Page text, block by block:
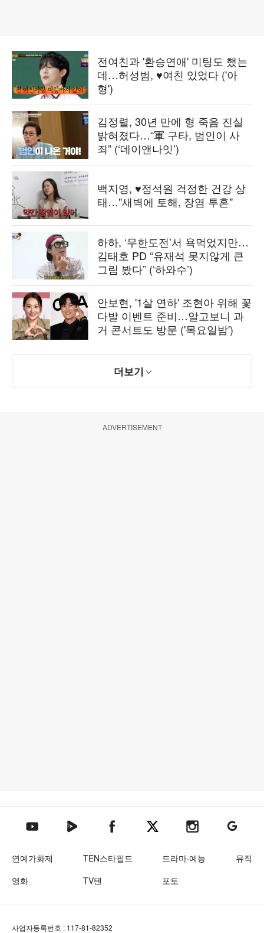
전여친과 '환승연애' 미팅도 했는
데…허성범, ♥여친 있었다 ('아
형')
김정렬, 30년 만에 형 죽음 진실
밝혀졌다…“軍 구타, 범인이 사
죄” (‘데이앤나잇’)
백지영, ♥정석원 걱정한 건강 상
태…"새벽에 토해, 장염 투혼"
하하, ‘무한도전’서 욕먹었지만…
김태호 PD “유재석 못지않게 큰
그림 봤다” (‘하와수’)
안보현, '1살 연하' 조현아 위해 꽃
다발 이벤트 준비…알고보니 과
거 콘서트도 방문 ('목요일밤')
더보기
ADVERTISEMENT
텐아시아 유튜브텐아시아 네이버TV텐아시아 페이스북텐아시아 엑스텐아시아 인스타그램
텐아시아
연예가화제 TEN스타필드 드라마·예능
뮤직
영화
TV텐 포토
사업자등록번호 : 117-81-82352